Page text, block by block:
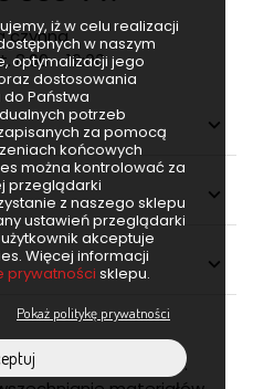
iż w celu realizacji
w naszym
optymalizacji jego
dostosowania
do Państwa
potrzeb
za pomocą
końcowych
można kontrolować za
przeglądarki
z naszego sklepu
ustawień przeglądarki
akceptuje
Więcej informacji
prywatności sklepu.
Pokaż politykę prywatności
czynna
8:00 - 16:00



prawa zastrzeżone.